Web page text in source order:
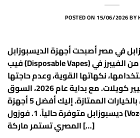
POSTED ON 15/06/2026BY
في مصر أصبحت أجهزة الديسبوزابل
فيب (Disposable Vapes) الخيار المفضل للكثير من الفيبرز في
نكهاتها القوية، وعدم حاجتها
لأي صيانة أو تغيير كويلات. مع بداية عام 2026، السوق
المصري مليء بالخيارات الممتازة. إليك أفضل 5 أجهزة
ديسبوزابل متوفرة حالياً. 1. فوزول (Vozol) – ملك السوق
المصري تستمر ماركة […]